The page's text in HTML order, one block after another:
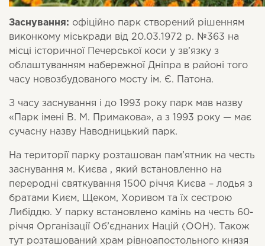
Заснування: офіційно парк створений рішенням
виконкому міськради від 20.03.1972 р. №363 на
місці історичної Печерської коси у зв’язку з
облаштуванням набережної Дніпра в районі того
часу новозбудованого мосту ім. Є. Патона.
З часу заснування і до 1993 року парк мав назву
«Парк імені В. М. Примакова», а з 1993 року — має
сучасну назву Наводницький парк.
На території парку розташован пам’ятник на честь
заснування м. Києва , який встановленно на
переродні святкування 1500 річчя Києва – лодья з
братами Києм, Щеком, Хоривом та їх сестрою
Либіддю. У парку встановлено камінь на честь 60-
річчя Організації Об’єднаних Націй (ООН). Також
тут розташований храм рівноапостольного князя